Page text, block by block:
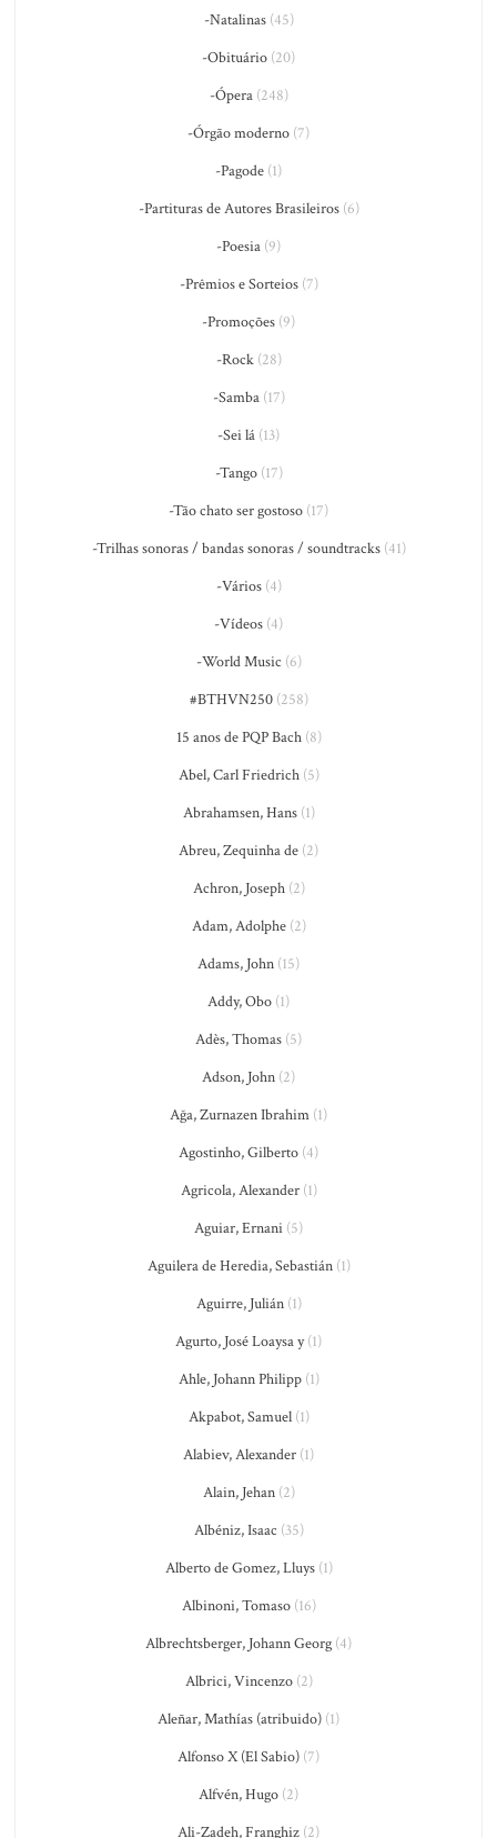
-Natalinas(45)
-Obituário (20)
-Ópera(248)
-Órgão moderno (7)
-Pagode (1)
-Partituras de Autores Brasileiros(6)
-Poesia (9)
-Prêmios e Sorteios(7)
-Promoções (9)
-Rock(28)
-Samba(17)
-Sei lá (13)
-Tango(17)
-Tão chato ser gostoso (17)
-Trilhas sonoras / bandas sonoras / soundtracks(41)
-Vários(4)
-Vídeos (4)
-World Music (6)
#BTHVN250(258)
15 anos de PQP Bach(8)
Abel, Carl Friedrich(5)
Abrahamsen, Hans(1)
Abreu, Zequinha de (2)
Achron, Joseph(2)
Adam, Adolphe(2)
Adams, John (15)
Addy, Obo (1)
Adès, Thomas (5)
Adson, John (2)
Ağa, Zurnazen Ibrahim (1)
Agostinho, Gilberto (4)
Agricola, Alexander(1)
Aguiar, Ernani (5)
Aguilera de Heredia, Sebastián(1)
Aguirre, Julián(1)
Agurto, José Loaysa y(1)
Ahle, Johann Philipp(1)
Akpabot, Samuel(1)
Alabiev, Alexander (1)
Alain, Jehan(2)
Albéniz, Isaac (35)
Alberto de Gomez, Lluys(1)
Albinoni, Tomaso(16)
Albrechtsberger, Johann Georg (4)
Albrici, Vincenzo(2)
Aleñar, Mathías (atribuido) (1)
Alfonso X (El Sabio) (7)
Alfvén, Hugo (2)
Ali-Zadeh, Franghiz (2)